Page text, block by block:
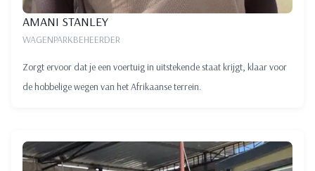
AMANI STANLEY
WAGENPARKBEHEERDER
Zorgt ervoor dat je een voertuig in uitstekende staat krijgt, klaar voor
de hobbelige wegen van het Afrikaanse terrein.